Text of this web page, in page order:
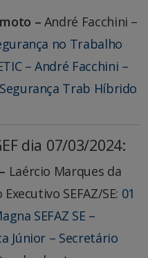
– André Facchini –
no Trabalho
– André Facchini –
Segurança Trab Híbrido
dia 07/03/2024:
Laércio Marques da
SEFAZ/SE: 01
SEFAZ SE –
Júnior – Secretário